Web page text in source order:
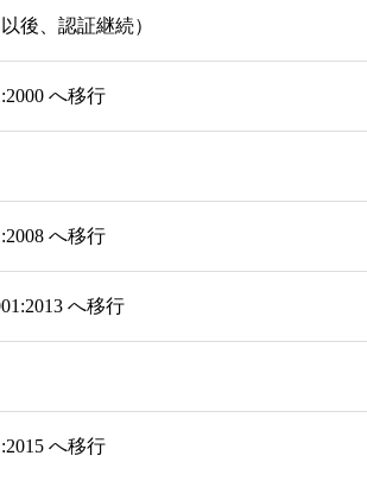
後、認証継続）
へ移行
へ移行
へ移行
へ移行